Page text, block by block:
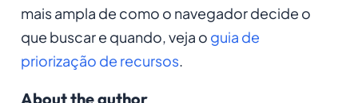
mais ampla de como o navegador decide o
que buscar e quando, veja o guia de
priorização de recursos.
About the author